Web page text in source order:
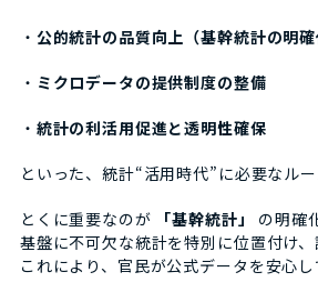
・ 公的統計の品質向上（基幹統計の明確
・ ミクロデータの提供制度の整備
・ 統計の利活用促進と透明性確保
といった、統計“活用時代”に必要なル
とくに重要なのが 「基幹統計」
の明確
基盤に不可欠な統計を特別に位置付け
これにより、官民が公式データを安心